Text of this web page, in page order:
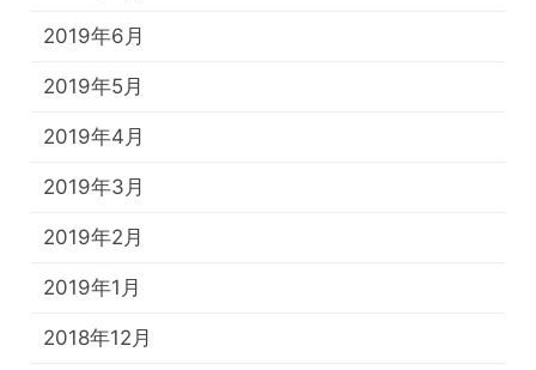
2019年6月
2019年5月
2019年4月
2019年3月
2019年2月
2019年1月
2018年12月